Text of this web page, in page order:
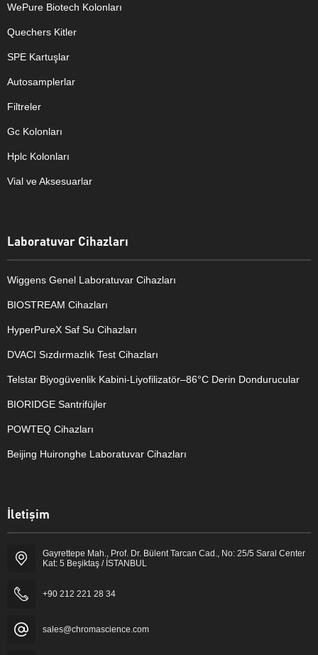
WePure Biotech Kolonları
Quechers Kitler
SPE Kartuşlar
Autosamplerlar
Filtreler
Gc Kolonları
Hplc Kolonları
Vial ve Aksesuarlar
Laboratuvar Cihazları
Wiggens Genel Laboratuvar Cihazları
BIOSTREAM Cihazları
HyperPureX Saf Su Cihazları
DVACI Sızdırmazlık Test Cihazları
Telstar Biyogüvenlik Kabini-Liyofilizatör–86°C Derin Dondurucular
BIORIDGE Santrifüjler
POWTEQ Cihazları
Beijing Huironghe Laboratuvar Cihazları
İletişim
Gayrettepe Mah., Prof. Dr. Bülent Tarcan Cad., No: 25/5 Saral Center
Kat: 5 Beşiktaş / İSTANBUL
+90 212 221 28 34
sales@chromascience.com
Cevap Yaz